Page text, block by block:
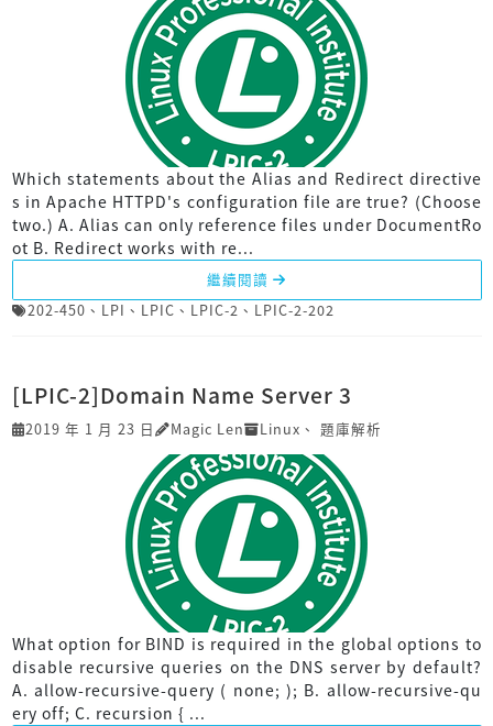
Which statements about the Alias and Redirect directive
s in Apache HTTPD's configuration file are true? (Choose
two.) A. Alias can only reference files under DocumentRo
ot B. Redirect works with re...
繼續閱讀
202-450 、 LPI 、 LPIC 、 LPIC-2 、 LPIC-2-202
[LPIC-2]Domain Name Server 3
2019 年 1 月 23 日 Magic Len Linux 、 題庫解析
What option for BIND is required in the global options to
disable recursive queries on the DNS server by default?
A. allow-recursive-query ( none; ); B. allow-recursive-qu
ery off; C. recursion { ...